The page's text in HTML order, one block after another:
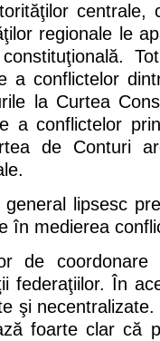
centrale,
regionale le
a conflictelor
la Curtea
a conflictelor
de Conturi
lipsesc
în medierea
de
federaţiilor. În
şi
foarte clar că